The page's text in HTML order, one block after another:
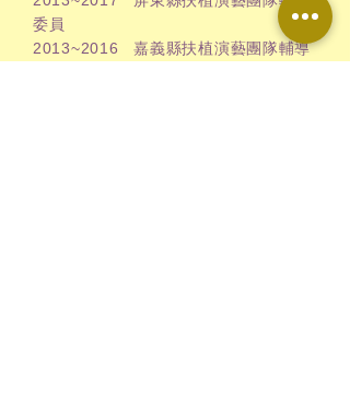
委員
2013~2016 嘉義縣扶植演藝團隊輔導